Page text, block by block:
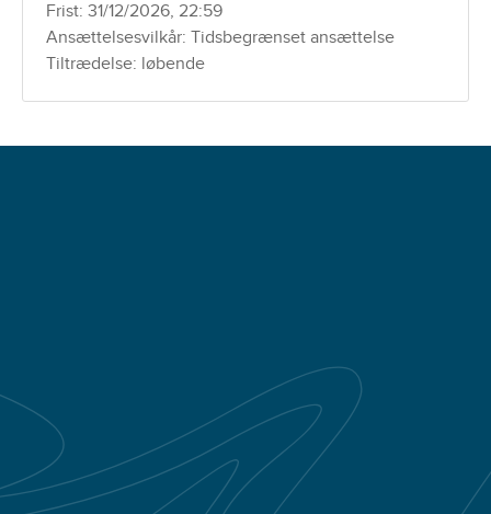
Frist: 31/12/2026, 22:59
Ansættelsesvilkår: Tidsbegrænset ansættelse
Tiltrædelse: løbende